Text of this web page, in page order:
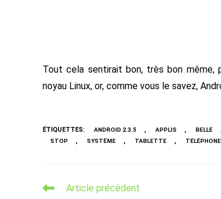
Tout cela sentirait bon, très bon même,
noyau Linux, or, comme vous le savez,
ÉTIQUETTES: ANDROID 2.3.5 , APPLIS , BELLE
STOP , SYSTÈME , TABLETTE , TÉLÉPHONE
Read
Article précédent